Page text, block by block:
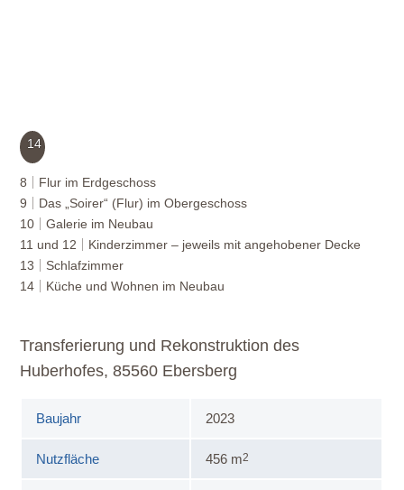
14
8
Flur im Erdgeschoss
9
Das „Soirer“ (Flur) im Obergeschoss
10
Galerie im Neubau
11 und 12
Kinderzimmer – jeweils mit angehobener Decke
13
Schlafzimmer
14
Küche und Wohnen im Neubau
Transferierung und Rekonstruktion des
Huberhofes, 85560 Ebersberg
Baujahr 2023
Nutzfläche 456 m2